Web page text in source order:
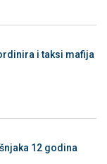
i taksi mafija
12 godina